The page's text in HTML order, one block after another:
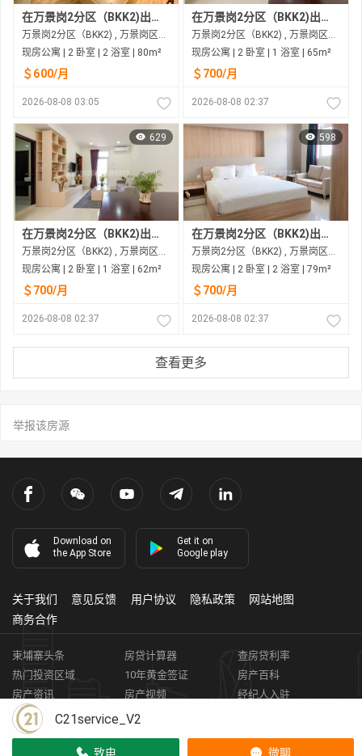
在万景岗2分区（BKK2)出租的现房公寓
万景岗2分区（BKK2) , 万景岗区（BKK) , 金边市
现房公寓 | 2 卧室 | 2 浴室 | 80m²
＄600/月
2026-08-08 03:05
在万景岗2分区（BKK2)出租的现房公寓
万景岗2分区（BKK2) , 万景岗区（BKK) , 金边市
现房公寓 | 2 卧室 | 1 浴室 | 65m²
＄700/月
2026-08-08 02:37
629
在万景岗2分区（BKK2)出租的现房公寓
万景岗2分区（BKK2) , 万景岗区（BKK) , 金边市
现房公寓 | 2 卧室 | 1 浴室 | 62m²
＄700/月
2026-08-08 02:37
598
在万景岗2分区（BKK2)出租的现房公寓
万景岗2分区（BKK2) , 万景岗区（BKK) , 金边市
现房公寓 | 2 卧室 | 2 浴室 | 79m²
＄700/月
2026-08-08 02:37
查看更多
举报该房源
C21service_V2
致电 微聊
Download on
the App Store
Get it on
Google play
关于我们 意见反馈 用户协议 隐私政策
网站地图
商务合作
柬埔寨头条 房贷计算器
查房贷利率
热门投资区域
10年黄金签证
房产百科
房产资讯
房产视频
经纪人入驻
获取客资
柬埔寨房地产APP
2026 HARBOR PROPERTY CO., LTD.房地产证编号: E-